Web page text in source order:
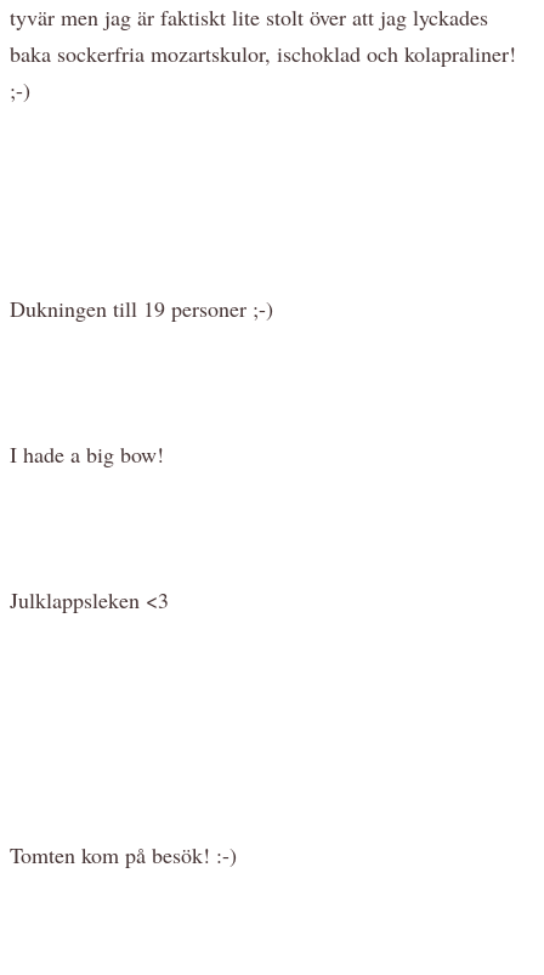
tyvär men jag är faktiskt lite stolt över att jag lyckades
baka sockerfria mozartskulor, ischoklad och kolapraliner!
;-)
Dukningen till 19 personer ;-)
I hade a big bow!
Julklappsleken <3
Tomten kom på besök! :-)